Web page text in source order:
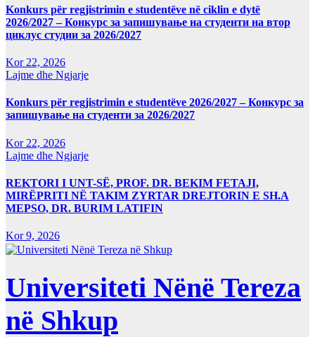
Konkurs për regjistrimin e studentëve në ciklin e dytë
2026/2027 – Конкурс за запишување на студенти на втор
циклус студии за 2026/2027
Kor 22, 2026
Lajme dhe Ngjarje
Konkurs për regjistrimin e studentëve 2026/2027 – Конкурс за
запишување на студенти за 2026/2027
Kor 22, 2026
Lajme dhe Ngjarje
REKTORI I UNT-SË, PROF. DR. BEKIM FETAJI,
MIRËPRITI NË TAKIM ZYRTAR DREJTORIN E SH.A
MEPSO, DR. BURIM LATIFIN
Kor 9, 2026
Universiteti Nënë Tereza
në Shkup